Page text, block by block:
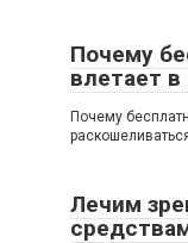
Почему
влетает в
Почему
Лечим